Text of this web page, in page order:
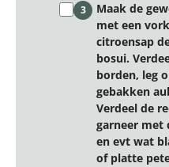
3
Maak de
met een
citroensap
bosui.
borden, leg
gebakken
Verdeel de
garneer met
en evt wat
of platte